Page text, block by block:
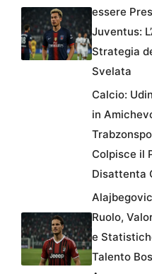
essere
Juventus:
Strategia
Svelata
Calcio:
in
Colpisce il
Disattenta
Ruolo,
e
Talento